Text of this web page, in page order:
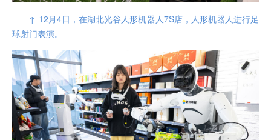
↑ 12月4日，在湖北光谷人形机器人7S店，人形机器人进行足
球射门表演。